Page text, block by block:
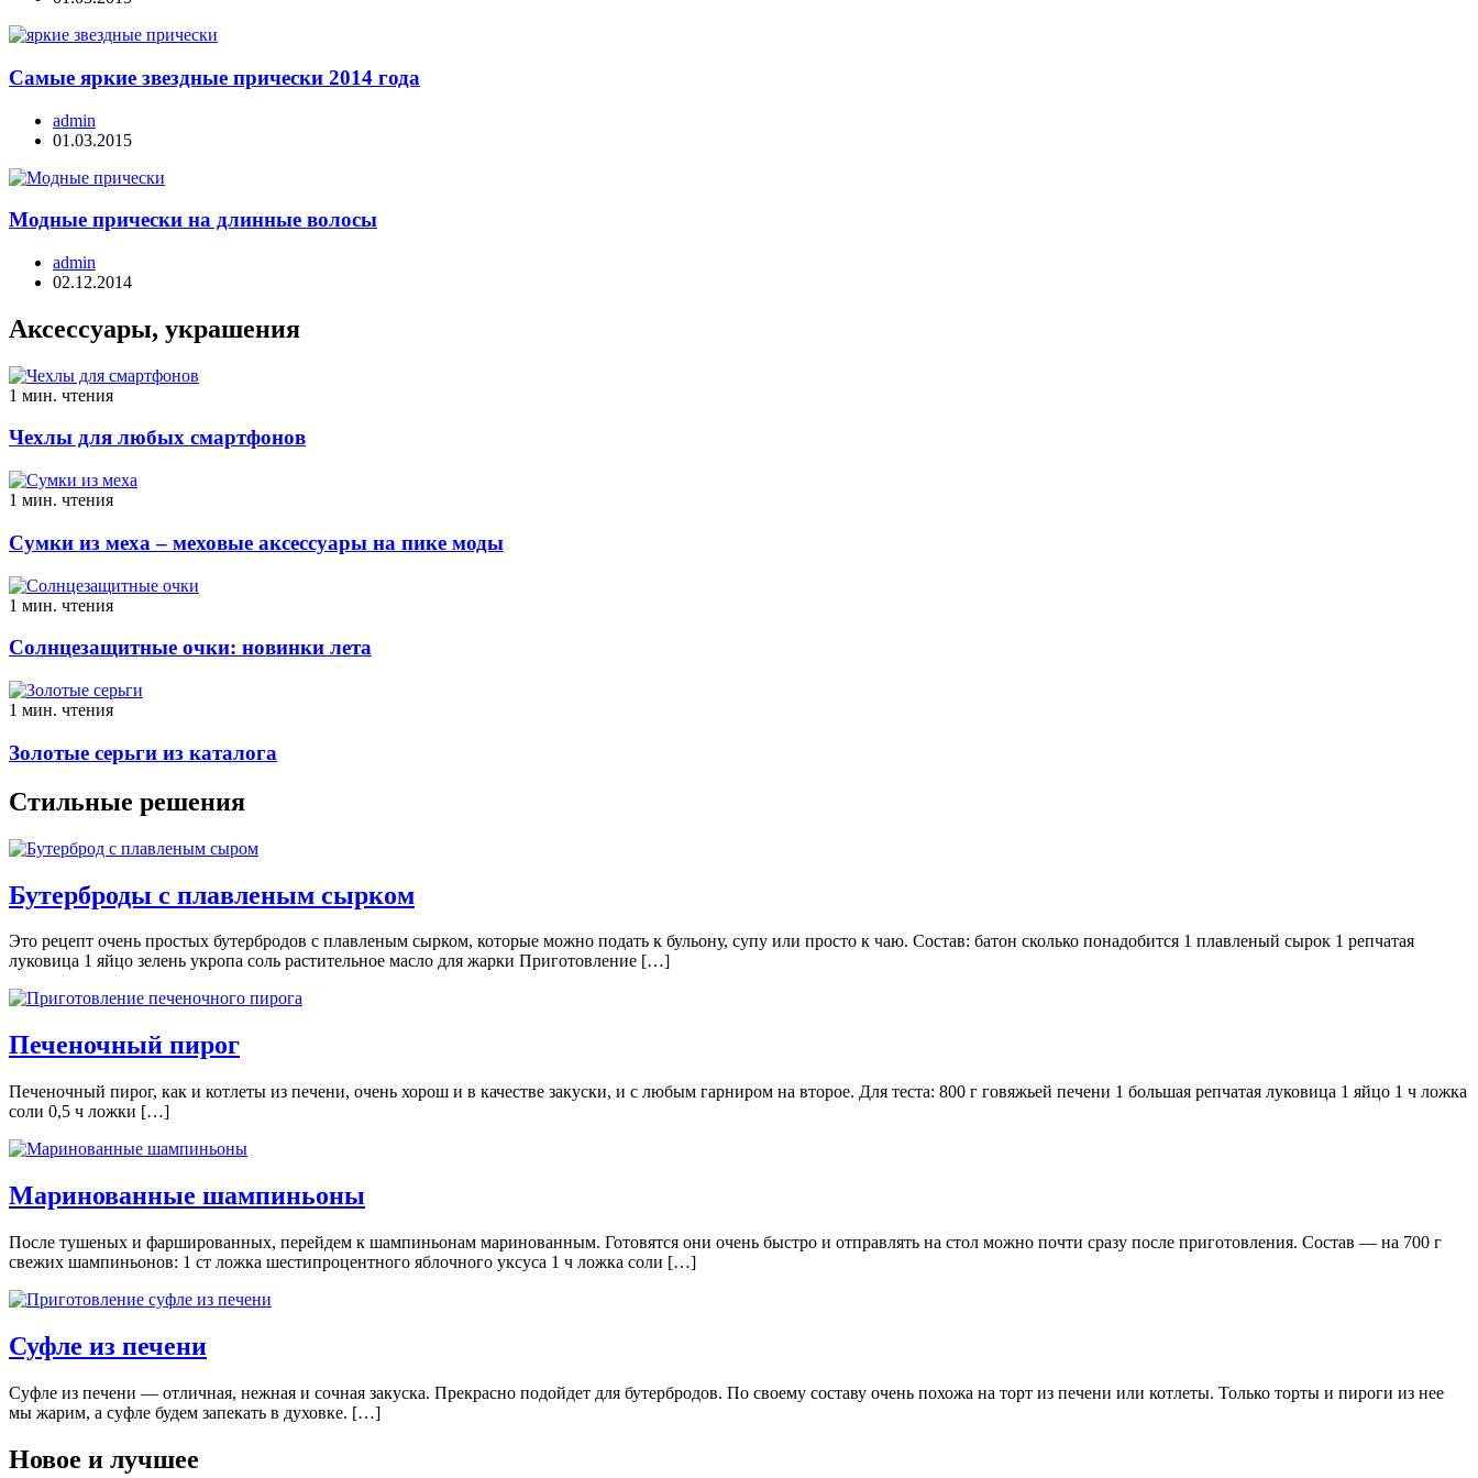
Самые яркие звездные прически 2014 года
admin
01.03.2015
Модные прически на длинные волосы
admin
02.12.2014
Аксессуары, украшения
1 мин. чтения
Чехлы для любых смартфонов
1 мин. чтения
Сумки из меха – меховые аксессуары на пике моды
1 мин. чтения
Солнцезащитные очки: новинки лета
1 мин. чтения
Золотые серьги из каталога
Стильные решения
Бутерброды с плавленым сырком
Это рецепт очень простых бутербродов с плавленым сырком, которые можно подать к бульону, супу или просто к чаю. Состав: батон сколько понадобится 1 плавленый сырок 1 репчатая
луковица 1 яйцо зелень укропа соль растительное масло для жарки Приготовление […]
Печеночный пирог
Печеночный пирог, как и котлеты из печени, очень хорош и в качестве закуски, и с любым гарниром на второе. Для теста: 800 г говяжьей печени 1 большая репчатая луковица 1 яйцо 1 ч ложка
соли 0,5 ч ложки […]
Маринованные шампиньоны
После тушеных и фаршированных, перейдем к шампиньонам маринованным. Готовятся они очень быстро и отправлять на стол можно почти сразу после приготовления. Состав — на 700 г
свежих шампиньонов: 1 ст ложка шестипроцентного яблочного уксуса 1 ч ложка соли […]
Суфле из печени
Суфле из печени — отличная, нежная и сочная закуска. Прекрасно подойдет для бутербродов. По своему составу очень похожа на торт из печени или котлеты. Только торты и пироги из нее
мы жарим, а суфле будем запекать в духовке. […]
Новое и лучшее